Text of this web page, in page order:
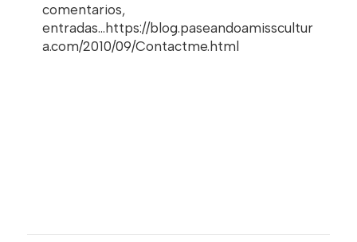
comentarios,
entradas...https://blog.paseandoamisscultur
a.com/2010/09/Contactme.html